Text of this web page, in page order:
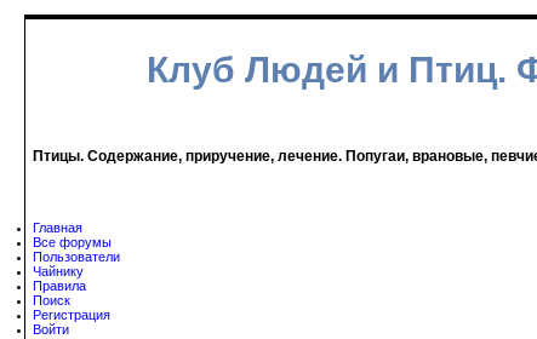
Клуб Людей и
Птицы. Содержание, приручение, лечение. Попугаи, врановые,
Главная
Все форумы
Пользователи
Чайнику
Правила
Поиск
Регистрация
Войти